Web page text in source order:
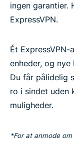
ingen garantier.
ExpressVPN.
Ét
enheder, og nye
Du får pålidelig
ro i sindet uden
muligheder.
*For at anmode